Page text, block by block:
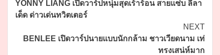
Reading
YONNY LIANG เปิดวาร์ปหนุ่มสุดเร้าร้อน สายแซ่บ ลีลา
เด็ด ด่าวเด่นทวิตเตอร์
NEXT
BENLEE เปิดวาร์ปนายแบบนักกล้าม ชาวเวียดนาม เท่
ทรงเสน่ห์มาก